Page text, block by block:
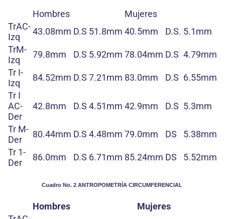
Hombres
Mujeres
TrAC-
Izq
43.08mm D.S 51.8mm 40.5mm D.S. 5.1mm
TrM-
Izq
79.8mm D.S 5.92mm 78.04mm D.S 4.79mm
Tr I-
Izq
84.52mm D.S 7.21mm 83.0mm D.S 6.55mm
Tr I
AC-
Der
42.8mm D.S 4.51mm 42.9mm D.S 5.3mm
Tr M-
Der
80.44mm D.S 4.48mm 79.0mm DS
5.38mm
Tr 1-
Der
86.0mm D.S 6.71mm 85.24mm DS 5.52mm
Cuadro No. 2 ANTROPOMETRÍA CIRCUMFERENCIAL
Hombres
Mujeres